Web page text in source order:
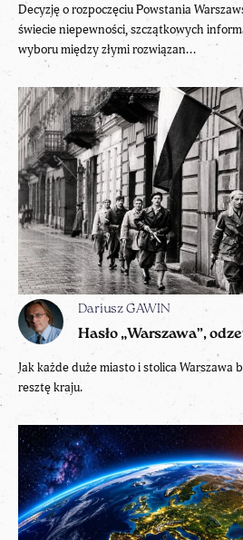
Decyzję o rozpoczęciu Powstania
świecie niepewności, szczątkowych
wyboru między złymi rozwiązan...
Dariusz GAWIN
Hasło „Warszawa”,
Jak każde duże miasto i stolica Warszawa
resztę kraju.